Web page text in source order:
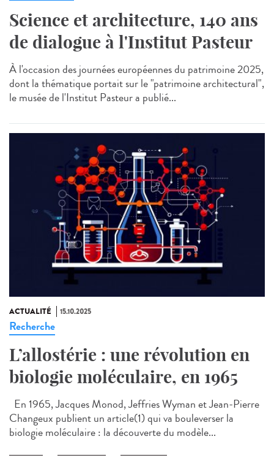
Science et architecture, 140 ans
de dialogue à l'Institut Pasteur
À l'occasion des journées européennes du patrimoine 2025,
dont la thématique portait sur le "patrimoine architectural",
le musée de l'Institut Pasteur a publié...
ACTUALITÉ 15.10.2025
Recherche
L’allostérie : une révolution en
biologie moléculaire, en 1965
En 1965, Jacques Monod, Jeffries Wyman et Jean-Pierre
Changeux publient un article(1) qui va bouleverser la
biologie moléculaire : la découverte du modèle...